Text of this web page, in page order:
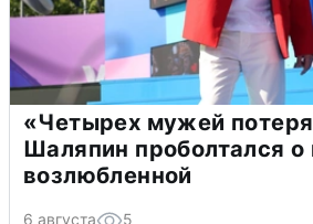
«Четырех мужей
Шаляпин проболтался о
возлюбленной
6 августа 5